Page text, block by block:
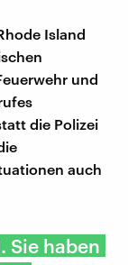
Island
und
die Polizei
auch
Sie haben